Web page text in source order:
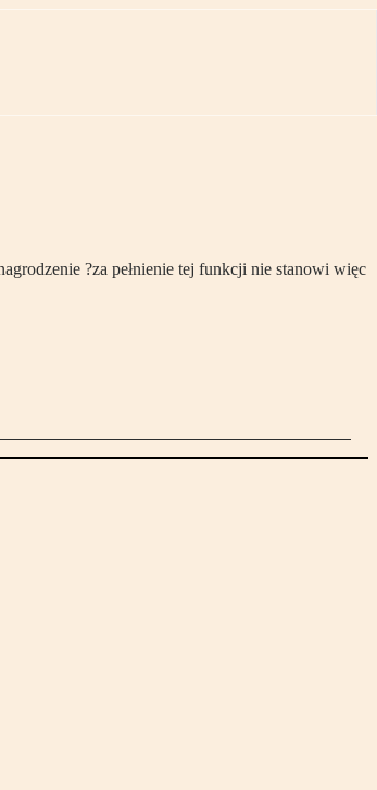
?za pełnienie tej funkcji nie stanowi więc